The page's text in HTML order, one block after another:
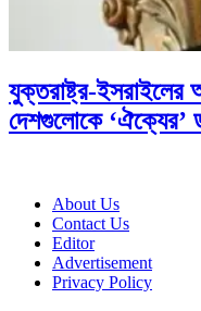
যুক্তরাষ্ট্র-ইসরাইলের
দেশগুলোকে ‘ঐক্যের’
About Us
Contact Us
Editor
Advertisement
Privacy Policy